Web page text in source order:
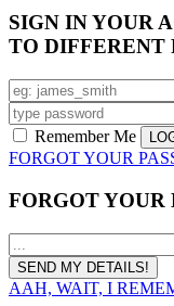
SIGN IN YOUR
TO DIFFERENT
Remember Me
FORGOT YOUR
FORGOT YOUR
AAH, WAIT, I